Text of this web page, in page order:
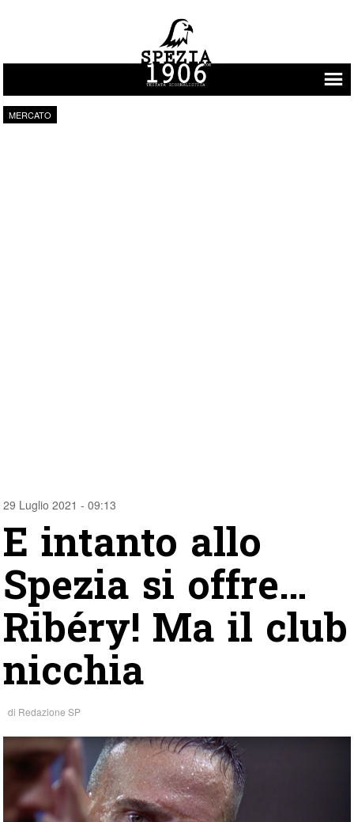
Vai al contenuto
MERCATO
29 Luglio 2021 - 09:13
E intanto allo
Spezia si offre…
Ribéry! Ma il club
nicchia
di Redazione SP